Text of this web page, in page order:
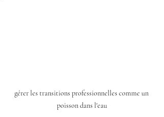
gérer les transitions professionnelles comme un
poisson dans l'eau